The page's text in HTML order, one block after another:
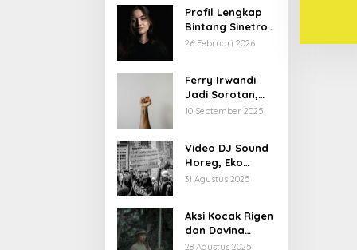
Profil Lengkap
Bintang Sinetron
Mencintai Ipar
26 Februari 2026
Ferry Irwandi
Jadi Sorotan,
Begini Latar
10 September 2025
Video DJ Sound
Horeg, Eko
Patrio Buka
31 Agustus 2025
Aksi Kocak Rigen
dan Davina
Karamoy di Film
28 Agustus 2025